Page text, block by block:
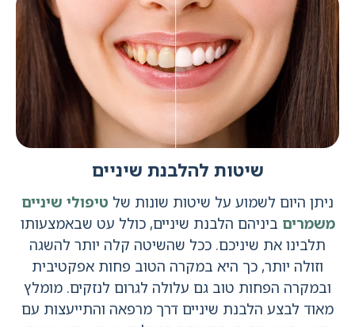
שיטות להלבנת שיניים
ניתן היום לשמוע על שיטות שונות של טיפולי שיניים
משמרים ביניהם הלבנת שיניים, כולל עט שבאמצעותו
תלבינו את שיניכם. ככל שהשיטה קלה יותר להשגה
וזולה יותר, כך היא במקרה הטוב פחות אפקטיבית
ובמקרה הפחות טוב גם עלולה לגרום לנזקים. מומלץ
מאוד לבצע הלבנת שיניים דרך מרפאה והתייעצות עם